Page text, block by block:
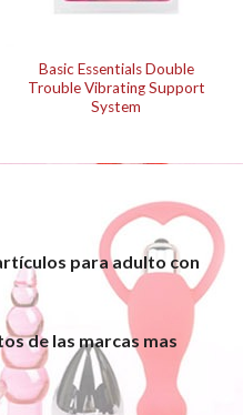
Basic Essentials Double
Trouble Vibrating Support
System
para adulto con
de las marcas mas